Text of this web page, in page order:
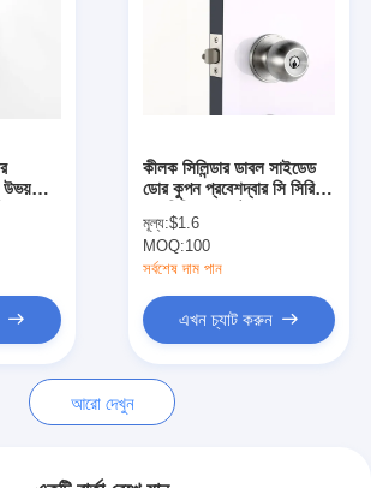
লক
সামগ্রী
সেট
এবং বোতাম
উভয়
কীলক সিলিন্ডার ডাবল সাইডেড
ডোর কুপন প্রবেশদ্বার সি সিরিজ
মূল্য:$1.6
MOQ:100
সর্বশেষ দাম পান
এখন চ্যাট করুন
আরো দেখুন